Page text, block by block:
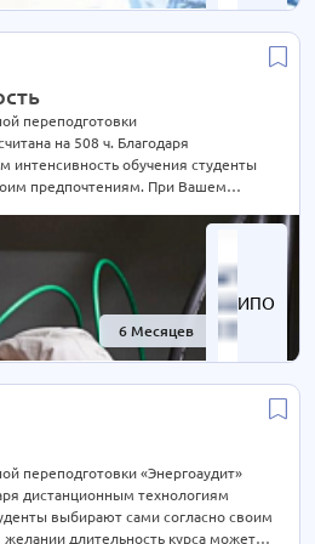
63 курса
12 курсов
ИПО
6 Месяцев -61%
переподготовки
на 508 ч. Благодаря
интенсивность обучения студенты
предпочтениям. При Вашем
по телефону на сайте или отправьте
переподготовки «Энергоаудит»
дистанционным технологиям
выбирают сами согласно своим
длительность курса может